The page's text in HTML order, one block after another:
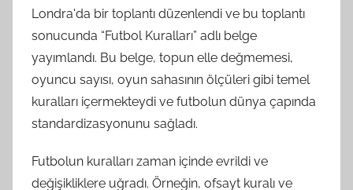
Londra'da bir toplantı düzenlendi ve bu toplantı
sonucunda “Futbol Kuralları” adlı belge
yayımlandı. Bu belge, topun elle değmemesi,
oyuncu sayısı, oyun sahasının ölçüleri gibi temel
kuralları içermekteydi ve futbolun dünya çapında
standardizasyonunu sağladı.
Futbolun kuralları zaman içinde evrildi ve
değişikliklere uğradı. Örneğin, ofsayt kuralı ve